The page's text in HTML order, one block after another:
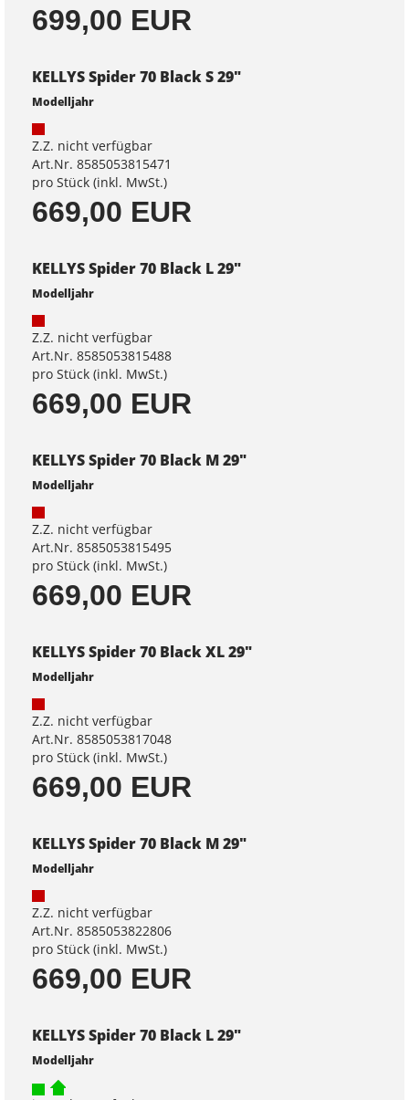
699,00 EUR
KELLYS Spider 70 Black S 29"
Modelljahr
Z.Z. nicht verfügbar
Art.Nr. 8585053815471
pro Stück (inkl. MwSt.)
669,00 EUR
KELLYS Spider 70 Black L 29"
Modelljahr
Z.Z. nicht verfügbar
Art.Nr. 8585053815488
pro Stück (inkl. MwSt.)
669,00 EUR
KELLYS Spider 70 Black M 29"
Modelljahr
Z.Z. nicht verfügbar
Art.Nr. 8585053815495
pro Stück (inkl. MwSt.)
669,00 EUR
KELLYS Spider 70 Black XL 29"
Modelljahr
Z.Z. nicht verfügbar
Art.Nr. 8585053817048
pro Stück (inkl. MwSt.)
669,00 EUR
KELLYS Spider 70 Black M 29"
Modelljahr
Z.Z. nicht verfügbar
Art.Nr. 8585053822806
pro Stück (inkl. MwSt.)
669,00 EUR
KELLYS Spider 70 Black L 29"
Modelljahr